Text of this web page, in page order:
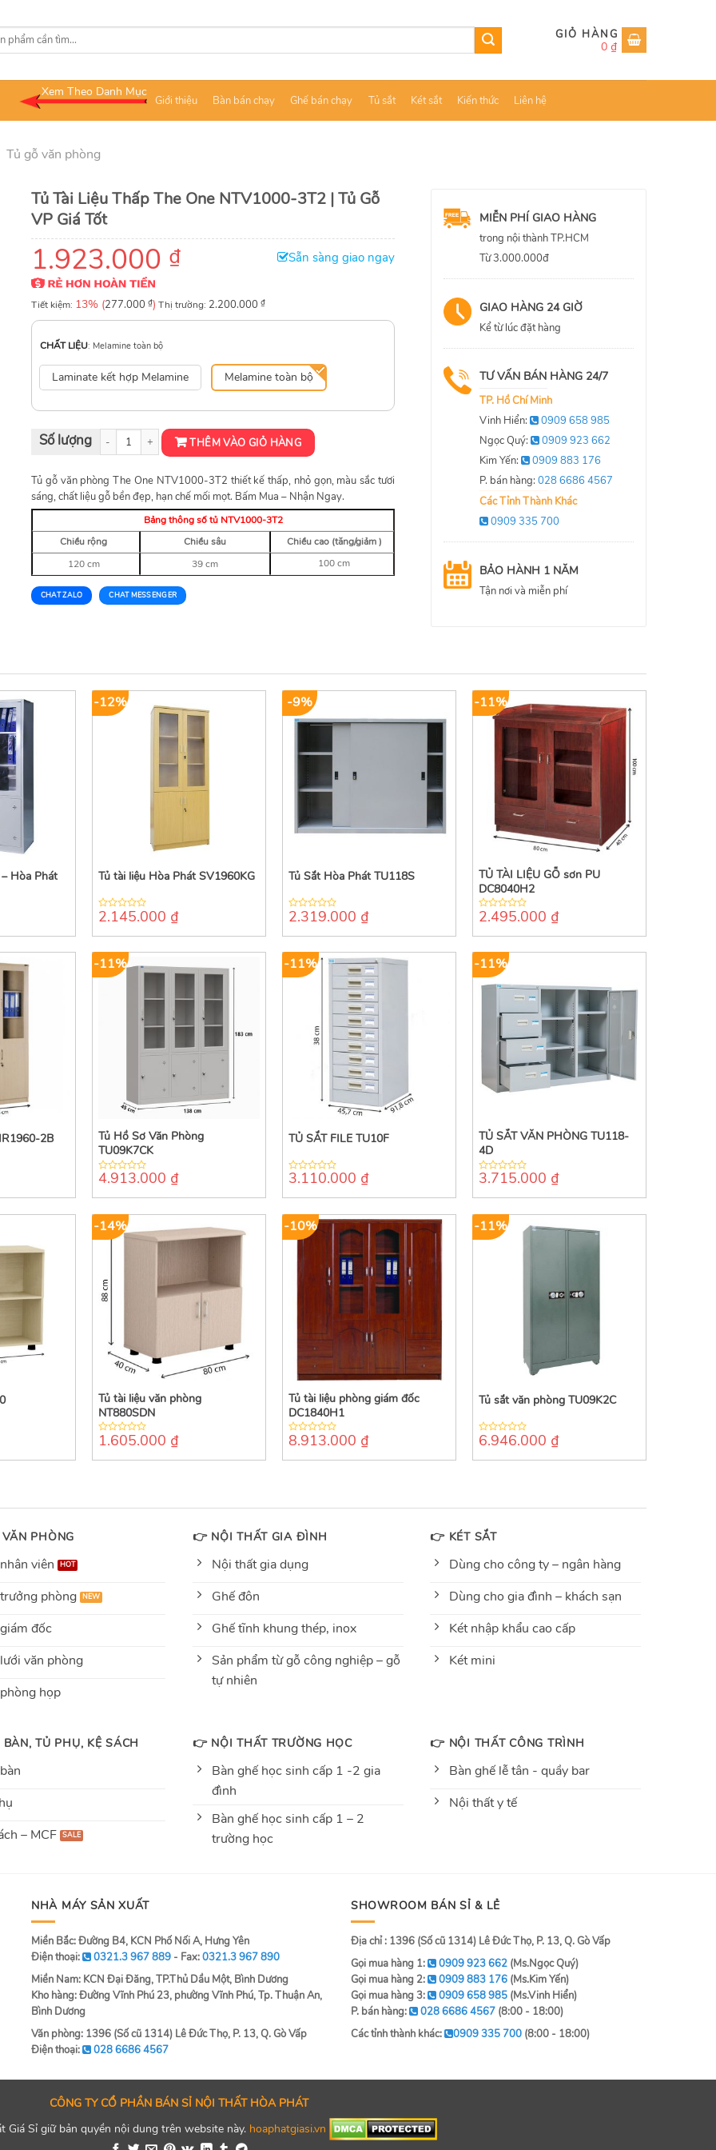
0 ₫
Xem Theo Danh Mục
Giới thiệu Bàn bán chạy Ghế bán chạy Tủ sắt Két sắt Kiến thức Liên hệ
Tủ gỗ văn phòng
Tủ Tài Liệu Thấp The One NTV1000-3T2 | Tủ Gỗ
VP Giá Tốt
1.923.000 ₫ Sẵn sàng giao ngay
Tiết kiệm: 13% (277.000 ₫) Thị trường: 2.200.000 ₫
CHẤT LIỆU: Melamine toàn bộ
Laminate kết hợp Melamine Melamine toàn bộ
Tủ Tài Liệu Thấp The One NTV1000-3T2 số lượngTHÊM VÀO GIỎ HÀNG
Tủ gỗ văn phòng The One NTV1000-3T2 thiết kế thấp, nhỏ gọn, màu sắc tươi
sáng, chất liệu gỗ bền đẹp, hạn chế mối mọt. Bấm Mua – Nhận Ngay.
Bảng thông số tủ NTV1000-3T2
Chiều rộng
Chiều sâu
Chiều cao (tăng/giảm )
120 cm
39 cm 100 cm
CHAT ZALO CHAT MESSENGER
MIỄN PHÍ GIAO HÀNG
trong nội thành TP.HCM
Từ 3.000.000đ
GIAO HÀNG 24 GIỜ
Kể từ lúc đặt hàng
TƯ VẤN BÁN HÀNG 24/7
TP. Hồ Chí Minh
Vinh Hiển:
0909 658 985
Ngọc Quý:
0909 923 662
Kim Yến:
0909 883 176
P. bán hàng: 028 6686 4567
Các Tỉnh Thành Khác
0909 335 700
BẢO HÀNH 1 NĂM
Tận nơi và miễn phí
Hòa Phát
-12%
Tủ tài liệu Hòa Phát SV1960KG
0
of
2.145.000 ₫
-9%
Tủ Sắt Hòa Phát TU118S
0
of
2.319.000 ₫
-11%
TỦ TÀI LIỆU GỖ sơn PU
DC8040H2
0
of
2.495.000 ₫
2B
-11%
Tủ Hồ Sơ Văn Phòng
TU09K7CK
0
of
4.913.000 ₫
-11%
TỦ SẮT FILE TU10F
0
of
3.110.000 ₫
-11%
TỦ SẮT VĂN PHÒNG TU118-
4D
0
of
3.715.000 ₫
-14%
Tủ tài liệu văn phòng
NT880SDN
0
of
1.605.000 ₫
-10%
Tủ tài liệu phòng giám đốc
DC1840H1
0
of
8.913.000 ₫
-11%
Tủ sắt văn phòng TU09K2C
0
of
6.946.000 ₫
PHÒNG
viên
phòng
đốc
văn phòng
họp
👉 NỘI THẤT GIA ĐÌNH
Nội thất gia dụng
Ghế đôn
Ghế tĩnh khung thép, inox
Sản phẩm từ gỗ công nghiệp – gỗ
tự nhiên
👉 KÉT SẮT
Dùng cho công ty – ngân hàng
Dùng cho gia đình – khách sạn
Két nhập khẩu cao cấp
Két mini
TỦ PHỤ, KỆ SÁCH
– MCF
👉 NỘI THẤT TRƯỜNG HỌC
Bàn ghế học sinh cấp 1 -2 gia
đình
Bàn ghế học sinh cấp 1 – 2
trường học
👉 NỘI THẤT CÔNG TRÌNH
Bàn ghế lễ tân - quầy bar
Nội thất y tế
NHÀ MÁY SẢN XUẤT
Miền Bắc: Đường B4, KCN Phố Nối A, Hưng Yên
Điện thoại:
0321.3 967 889 - Fax:0321.3 967 890
Miền Nam: KCN Đại Đăng, TP.Thủ Dầu Một, Bình Dương
Kho hàng: Đường Vĩnh Phú 23, phường Vĩnh Phú, Tp. Thuận An,
Bình Dương
Văn phòng: 1396 (Số cũ 1314) Lê Đức Thọ, P. 13, Q. Gò Vấp
Điện thoại:
028 6686 4567
SHOWROOM BÁN SỈ & LẺ
Địa chỉ : 1396 (Số cũ 1314) Lê Đức Thọ, P. 13, Q. Gò Vấp
Gọi mua hàng 1:
0909 923 662 (Ms.Ngọc Quý)
Gọi mua hàng 2:
0909 883 176 (Ms.Kim Yến)
Gọi mua hàng 3:
0909 658 985 (Ms.Vinh Hiển)
P. bán hàng:
028 6686 4567 (8:00 - 18:00)
Các tỉnh thành khác:
0909 335 700 (8:00 - 18:00)
CÔNG TY CỔ PHẦN BÁN SỈ NỘI THẤT HÒA PHÁT
Giá Sỉ giữ bản quyền nội dung trên website này. hoaphatgiasi.vn